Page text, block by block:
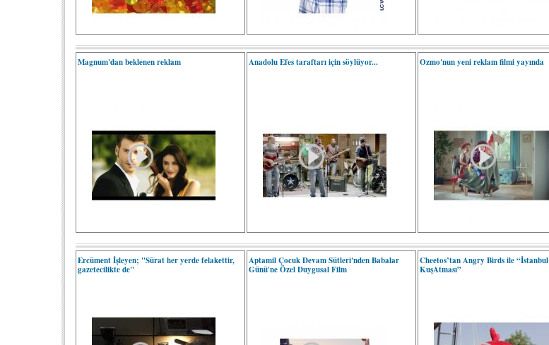
Magnum'dan beklenen reklam Anadolu Efes taraftarı için söylüyor... Ozmo'nun yeni reklam filmi yayında
Ercüment İşleyen; "Sürat her yerde felakettir,
gazetecilikte de"
Aptamil Çocuk Devam Sütleri'nden Babalar
Günü'ne Özel Duygusal Film
Cheetos’tan Angry Birds ile “İstanbul
KuşAtması”